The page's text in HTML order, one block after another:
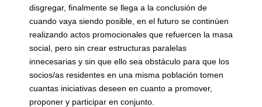
disgregar, finalmente se llega a la conclusión de
cuando vaya siendo posible, en el futuro se continúen
realizando actos promocionales que refuercen la masa
social, pero sin crear estructuras paralelas
innecesarias y sin que ello sea obstáculo para que los
socios/as residentes en una misma población tomen
cuantas iniciativas deseen en cuanto a promover,
proponer y participar en conjunto.